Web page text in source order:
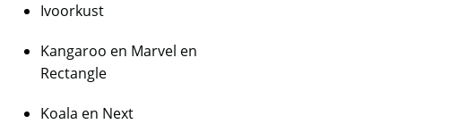
Ivoorkust
Kangaroo en Marvel en
Rectangle
Koala en Next